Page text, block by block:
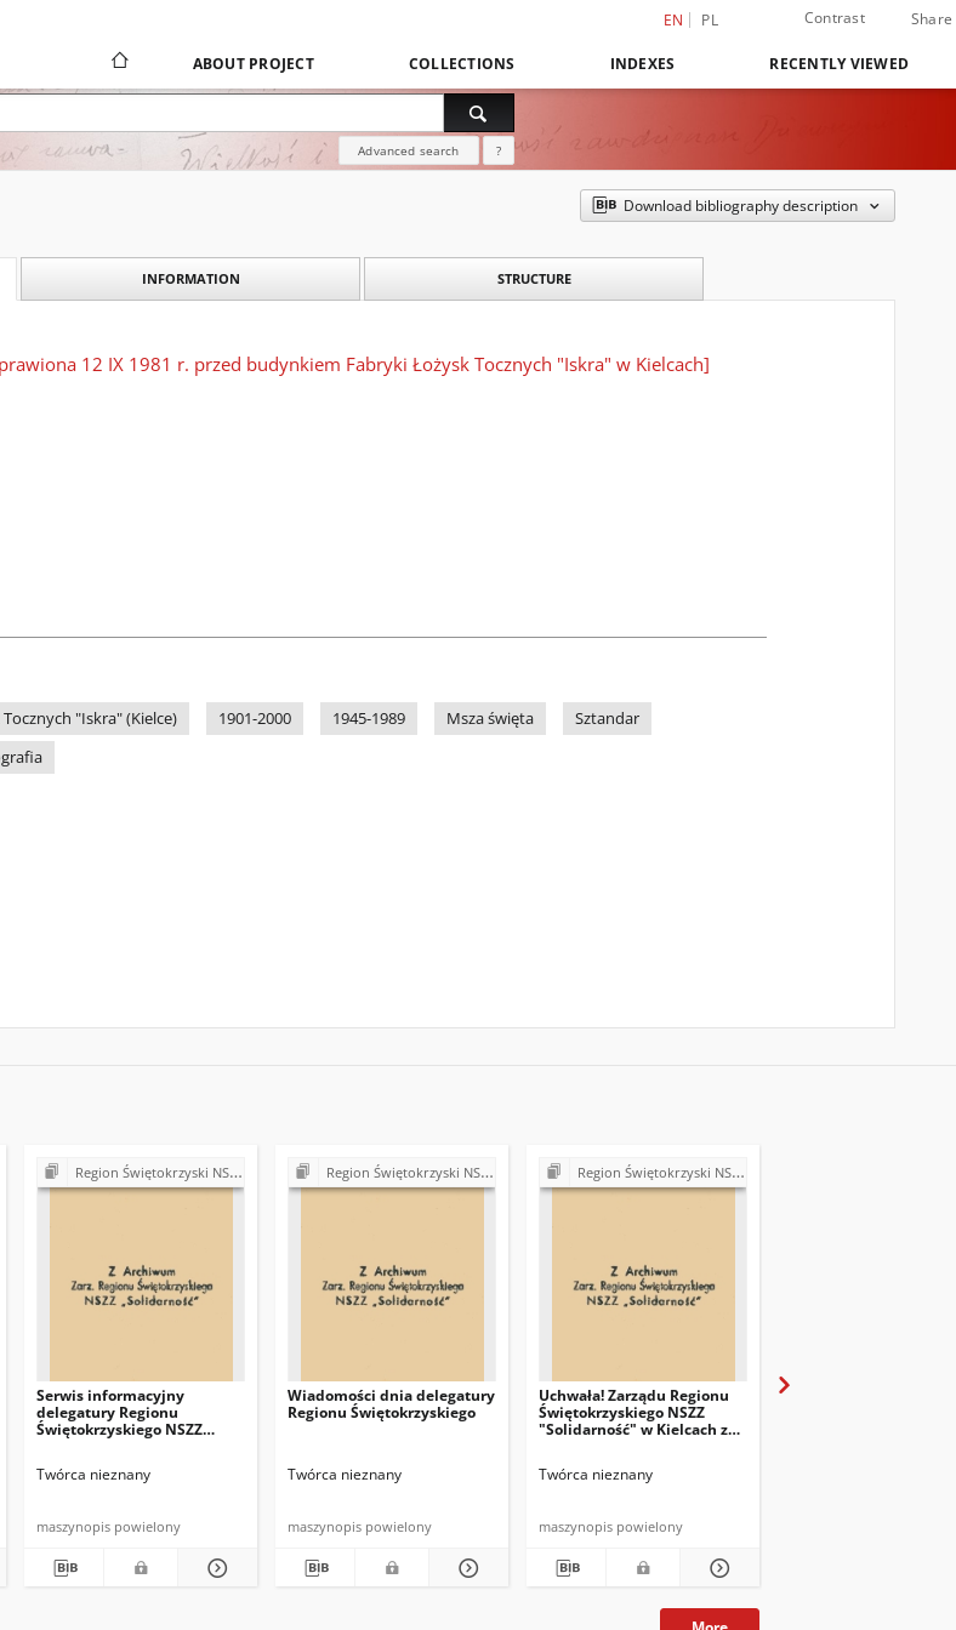
EN PL Contrast Share
ABOUT PROJECT COLLECTIONS INDEXES RECENTLY VIEWED
Advanced search ?
Download bibliography description
INFORMATION STRUCTURE
12 IX 1981 r. przed budynkiem Fabryki Łożysk Tocznych "Iskra" w Kielcach]
"Iskra" (Kielce)
1901-2000 1945-1989 Msza święta
Sztandar
Region Świętokrzyski NSZZ "Solidarność". Delegatura Starachowice
Serwis informacyjny
delegatury Regionu
Świętokrzyskiego NSZZ
Twórca nieznany
maszynopis powielony
Region Świętokrzyski NSZZ "Solidarność". Delegatura Starachowice
Wiadomości dnia delegatury
Regionu Świętokrzyskiego
Twórca nieznany
maszynopis powielony
Region Świętokrzyski NSZZ "Solidarność". Delegatura Starachowice
Uchwała! Zarządu Regionu
Świętokrzyskiego NSZZ
"Solidarność" w Kielcach z
Twórca nieznany
maszynopis powielony